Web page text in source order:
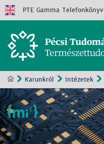
PTE Gamma Telefonkönyv
Karunkról Intézetek